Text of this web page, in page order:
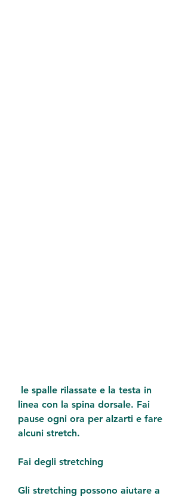
linea con la spina dorsale. Fai
pause ogni ora per alzarti e fare
alcuni stretch.
Fai degli stretching
Gli stretching possono aiutare a